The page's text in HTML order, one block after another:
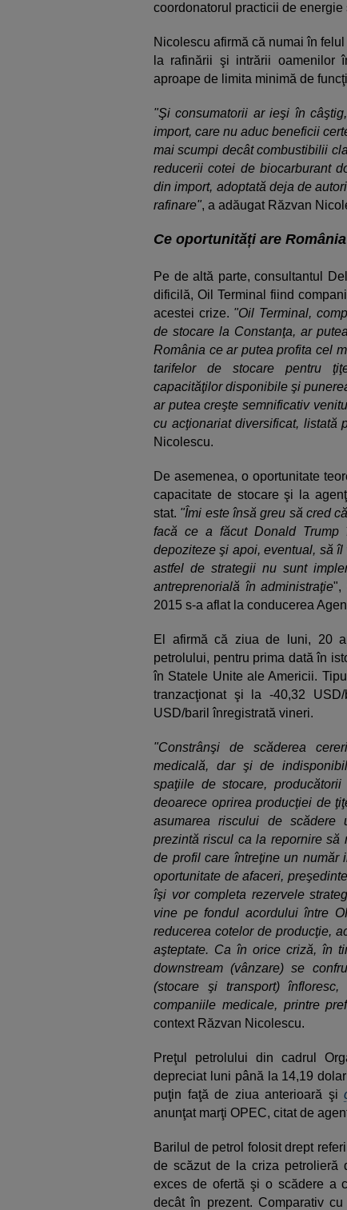
coordonatorul practicii de
Nicolescu afirmă că numai în
la rafinării şi intrării oamenilor
aproape de limita minimă de
"Şi consumatorii ar ieşi în
import, care nu aduc beneficii
mai scumpi decât combustibilii
reducerii cotei de biocarburant
din import, adoptată deja de
rafinare", a adăugat Răzvan
Ce oportunități are
Pe de altă parte, consultantul
dificilă, Oil Terminal fiind
acestei crize. "Oil Terminal,
de stocare la Constanţa, ar
România ce ar putea profita cel
tarifelor de stocare pentru
capacităţilor disponibile şi
ar putea creşte semnificativ
cu acţionariat diversificat, listată
Nicolescu.
De asemenea, o oportunitate
capacitate de stocare şi la
stat. "Îmi este însă greu să cred
facă ce a făcut Donald
depoziteze şi apoi, eventual, să
astfel de strategii nu sunt
antreprenorială în administraţie",
2015 s-a aflat la conducerea
El afirmă că ziua de luni, 20
petrolului, pentru prima dată în
în Statele Unite ale Americii.
tranzacţionat şi la -40,32
USD/baril înregistrată vineri.
"Constrânşi de scăderea
medicală, dar şi de
spaţiile de stocare,
deoarece oprirea producţiei de
asumarea riscului de scădere
prezintă riscul ca la repornire să
de profil care întreţine un număr
oportunitate de afaceri,
îşi vor completa rezervele
vine pe fondul acordului între
reducerea cotelor de producţie,
aşteptate. Ca în orice criză, în
downstream (vânzare) se
(stocare şi transport)
companiile medicale, printre
context Răzvan Nicolescu.
Preţul petrolului din cadrul
depreciat luni până la 14,19
puţin faţă de ziua anterioară şi
anunţat marţi OPEC, citat de
Barilul de petrol folosit drept
de scăzut de la criza petrolieră
exces de ofertă şi o scădere a
decât în prezent. Comparativ